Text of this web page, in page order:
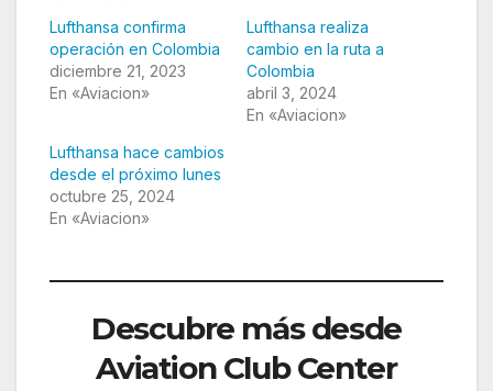
Lufthansa confirma
operación en Colombia
diciembre 21, 2023
En «Aviacion»
Lufthansa realiza
cambio en la ruta a
Colombia
abril 3, 2024
En «Aviacion»
Lufthansa hace cambios
desde el próximo lunes
octubre 25, 2024
En «Aviacion»
Descubre más desde
Aviation Club Center